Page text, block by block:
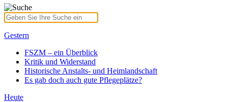
Gestern
FSZM – ein Überblick
Kritik und Widerstand
Historische Anstalts- und Heimlandschaft
Es gab doch auch gute Pflegeplätze?
Heute